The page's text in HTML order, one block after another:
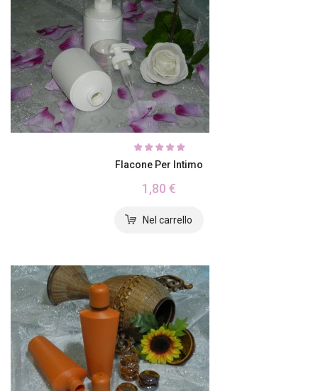
Flacone Per Intimo
1,80 €